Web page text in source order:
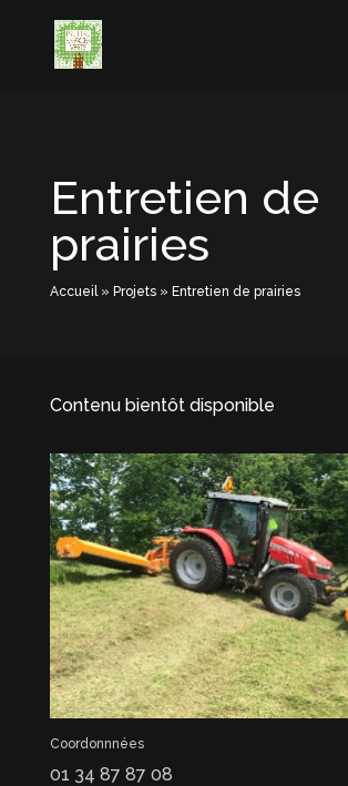
Entretien de
prairies
Accueil» Projets» Entretien de prairies
Contenu bientôt disponible
Coordonnnées
01 34 87 87 08